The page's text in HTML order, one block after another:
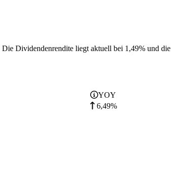
Die Dividendenrendite liegt aktuell bei 1,49% und die
YOY
6,49%